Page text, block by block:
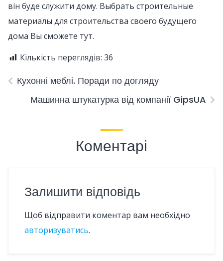
він буде служити дому. Выбрать строительные
материалы для строительства своего будущего
дома Вы сможете тут.
Кількість переглядів: 36
Кухонні меблі. Поради по догляду
Машинна штукатурка від компанії GipsUA
Коментарі
Залишити відповідь
Щоб відправити коментар вам необхідно
авторизуватись.